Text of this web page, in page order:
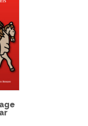
– Lectures